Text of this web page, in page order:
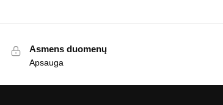
Asmens duomenų
Apsauga